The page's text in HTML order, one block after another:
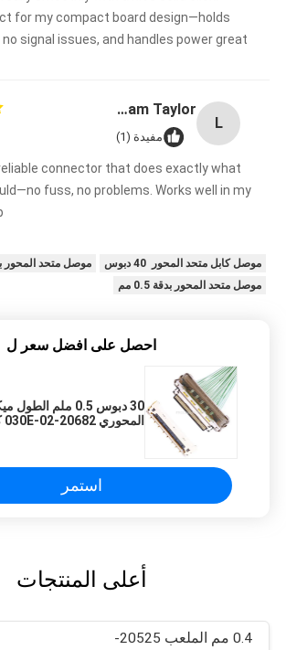
for my compact board design—holds
signal issues, and handles power great.
L
Liam Taylor
مفيدة (1)
connector that does exactly what
fuss, no problems. Works well in my
موصل كابل متحد المحور 40 دبوس
موصل متحد المحور بدقة
موصل متحد المحور بدقة 0.5 مم
احصل على افضل سعر ل
30 دبوس 0.5 ملم
المحوري 20682-030E-02 كابل-CA
استمر
أعلى المنتجات
0.4 مم الملعب 20525-